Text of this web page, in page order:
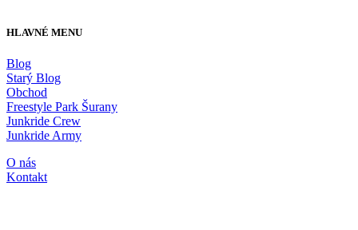
HLAVNÉ MENU
Blog
Starý Blog
Obchod
Freestyle Park Šurany
Junkride Crew
Junkride Army
O nás
Kontakt